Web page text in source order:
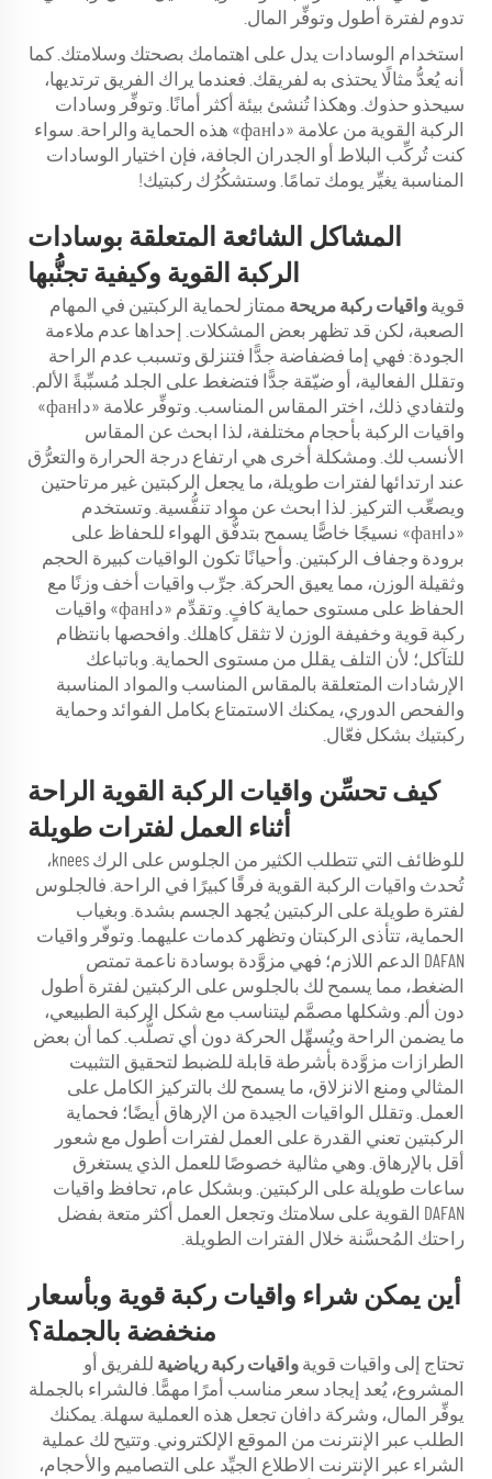
تدوم لفترة أطول وتوفِّر المال.
استخدام الوسادات يدل على اهتمامك بصحتك وسلامتك. كما
أنه يُعدُّ مثالًا يحتذى به لفريقك. فعندما يراك الفريق ترتديها،
سيحذو حذوك. وهكذا تُنشئ بيئة أكثر أمانًا. وتوفِّر وسادات
الركبة القوية من علامة «داфан» هذه الحماية والراحة. سواء
كنت تُركِّب البلاط أو الجدران الجافة، فإن اختيار الوسادات
المناسبة يغيِّر يومك تمامًا. وستشكُرُك ركبتيك!
المشاكل الشائعة المتعلقة بوسادات
الركبة القوية وكيفية تجنُّبها
قوية واقيات ركبة مريحة ممتاز لحماية الركبتين في المهام
الصعبة، لكن قد تظهر بعض المشكلات. إحداها عدم ملاءمة
الجودة: فهي إما فضفاضة جدًّا فتنزلق وتسبب عدم الراحة
وتقلل الفعالية، أو ضيّقة جدًّا فتضغط على الجلد مُسبِّبةً الألم.
ولتفادي ذلك، اختر المقاس المناسب. وتوفِّر علامة «داфан»
واقيات الركبة بأحجام مختلفة، لذا ابحث عن المقاس
الأنسب لك. ومشكلة أخرى هي ارتفاع درجة الحرارة والتعرُّق
عند ارتدائها لفترات طويلة، ما يجعل الركبتين غير مرتاحتين
ويصعِّب التركيز. لذا ابحث عن مواد تنفُّسية. وتستخدم
«داфан» نسيجًا خاصًّا يسمح بتدفُّق الهواء للحفاظ على
برودة وجفاف الركبتين. وأحيانًا تكون الواقيات كبيرة الحجم
وثقيلة الوزن، مما يعيق الحركة. جرِّب واقيات أخف وزنًا مع
الحفاظ على مستوى حماية كافٍ. وتقدِّم «داфан» واقيات
ركبة قوية وخفيفة الوزن لا تثقل كاهلك. وافحصها بانتظام
للتآكل؛ لأن التلف يقلل من مستوى الحماية. وباتباعك
الإرشادات المتعلقة بالمقاس المناسب والمواد المناسبة
والفحص الدوري، يمكنك الاستمتاع بكامل الفوائد وحماية
ركبتيك بشكل فعّال.
كيف تحسِّن واقيات الركبة القوية الراحة
أثناء العمل لفترات طويلة
للوظائف التي تتطلب الكثير من الجلوس على الرك knees،
تُحدث واقيات الركبة القوية فرقًا كبيرًا في الراحة. فالجلوس
لفترة طويلة على الركبتين يُجهد الجسم بشدة. وبغياب
الحماية، تتأذى الركبتان وتظهر كدمات عليهما. وتوفّر واقيات
DAFAN الدعم اللازم؛ فهي مزوَّدة بوسادة ناعمة تمتص
الضغط، مما يسمح لك بالجلوس على الركبتين لفترة أطول
دون ألم. وشكلها مصمَّم ليتناسب مع شكل الركبة الطبيعي،
ما يضمن الراحة ويُسهِّل الحركة دون أي تصلُّب. كما أن بعض
الطرازات مزوَّدة بأشرطة قابلة للضبط لتحقيق التثبيت
المثالي ومنع الانزلاق، ما يسمح لك بالتركيز الكامل على
العمل. وتقلل الواقيات الجيدة من الإرهاق أيضًا؛ فحماية
الركبتين تعني القدرة على العمل لفترات أطول مع شعور
أقل بالإرهاق. وهي مثالية خصوصًا للعمل الذي يستغرق
ساعات طويلة على الركبتين. وبشكل عام، تحافظ واقيات
DAFAN القوية على سلامتك وتجعل العمل أكثر متعة بفضل
راحتك المُحسَّنة خلال الفترات الطويلة.
أين يمكن شراء واقيات ركبة قوية وبأسعار
منخفضة بالجملة؟
تحتاج إلى واقيات قوية واقيات ركبة رياضية للفريق أو
المشروع، يُعد إيجاد سعر مناسب أمرًا مهمًّا. فالشراء بالجملة
يوفِّر المال، وشركة دافان تجعل هذه العملية سهلة. يمكنك
الطلب عبر الإنترنت من الموقع الإلكتروني. وتتيح لك عملية
الشراء عبر الإنترنت الاطلاع الجيِّد على التصاميم والأحجام،